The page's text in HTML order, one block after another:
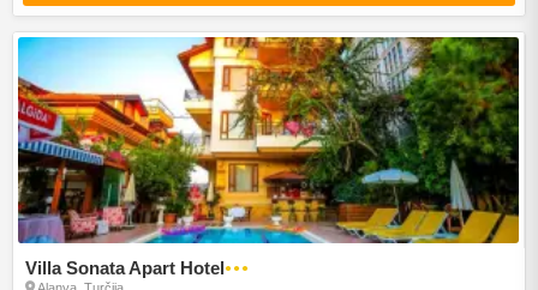
Villa Sonata Apart Hotel●●●